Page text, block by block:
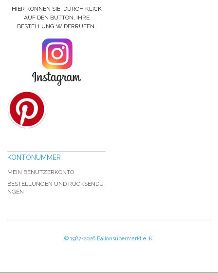
HIER KÖNNEN SIE, DURCH KLICK
AUF DEN BUTTON, IHRE
BESTELLUNG WIDERRUFEN.
KONTONUMMER
MEIN BENUTZERKONTO
BESTELLUNGEN UND RÜCKSENDU
NGEN
© 1987-2026 Ballonsupermarkt e. K.